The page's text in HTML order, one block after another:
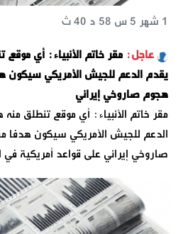
مقر خاتم الأنبياء: أي
يقدم الدعم للجيش الأمريكي سيكون
هجوم صاروخي إيراني
1 شهر 5 س 58 د 40 ث
مقر خاتم الأنبياء: أي موقع تنطلق
الدعم للجيش الأمريكي سيكون هدفا
صاروخي إيراني على قواعد أمريكية في